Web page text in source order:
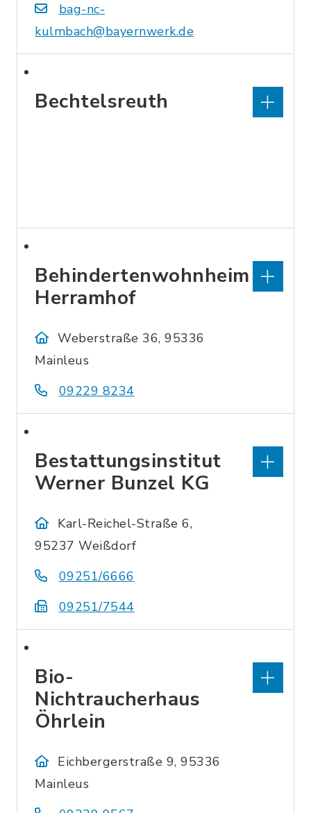
bag-nc-
kulmbach@bayernwerk.de
Bechtelsreuth
Behindertenwohnheim
Herramhof
Weberstraße 36, 95336
Mainleus
09229 8234
Bestattungsinstitut
Werner Bunzel KG
Karl-Reichel-Straße 6,
95237 Weißdorf
09251/6666
09251/7544
Bio-
Nichtraucherhaus
Öhrlein
Eichbergerstraße 9, 95336
Mainleus